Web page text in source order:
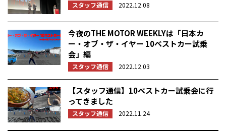
スタッフ通信 2022.12.08
今夜のTHE MOTOR WEEKLYは「日本カ
ー・オブ・ザ・イヤー 10ベストカー試乗
会」編
スタッフ通信 2022.12.03
【スタッフ通信】10ベストカー試乗会に行
ってきました
スタッフ通信 2022.11.24